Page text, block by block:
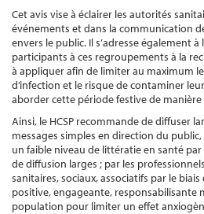
Cet avis vise à éclairer les autorités
événements et dans la communication
envers le public. Il s’adresse également
participants à ces regroupements à la
à appliquer afin de limiter au maximum
d’infection et le risque de contaminer
aborder cette période festive de
Ainsi, le HCSP recommande de diffuser
messages simples en direction du
un faible niveau de littératie en santé
de diffusion larges ; par les
sanitaires, sociaux, associatifs par le
positive, engageante, responsabilisante
population pour limiter un effet